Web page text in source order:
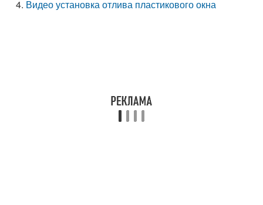
Видео установка отлива пластикового окна